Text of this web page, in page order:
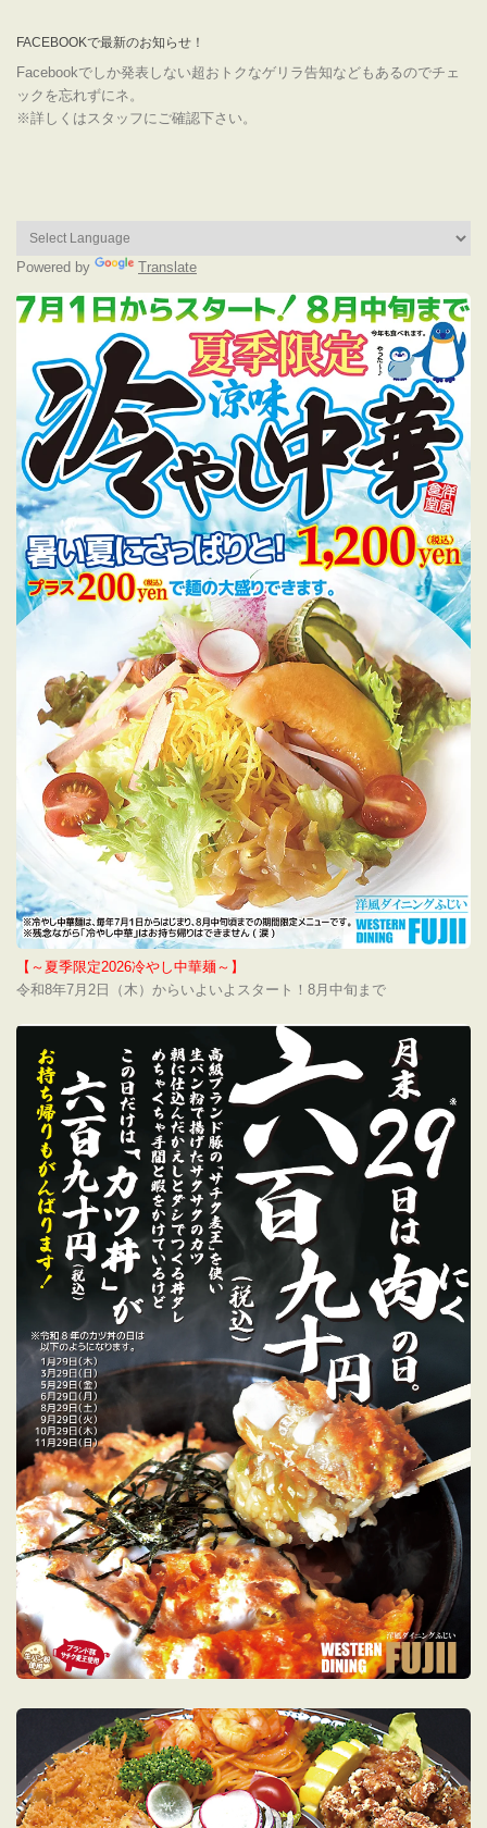
FACEBOOKで最新のお知らせ！
Facebookでしか発表しない超おトクなゲリラ告知などもあるのでチェ
ックを忘れずにネ。
※詳しくはスタッフにご確認下さい。
Powered by Translate
【～夏季限定2026冷やし中華麺～】
令和8年7月2日（木）からいよいよスタート！8月中旬まで